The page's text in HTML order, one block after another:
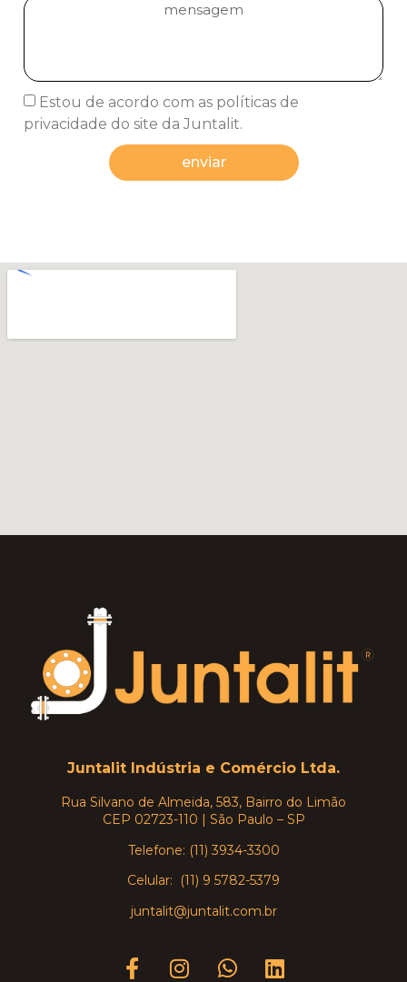
Estou de acordo com as políticas de
privacidade do site da Juntalit.
enviar
Juntalit Indústria e Comércio Ltda.
Rua Silvano de Almeida, 583, Bairro do Limão
CEP 02723-110 | São Paulo – SP
Telefone: (11) 3934-3300
Celular: (11) 9 5782-5379
juntalit@juntalit.com.br